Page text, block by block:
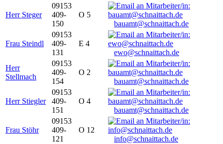
Herr Steger
09153
409-
150
O 5
bauamt@schnaittach.de
Frau Steindl
09153
409-
131
E 4
ewo@schnaittach.de
Herr
Stellmach
09153
409-
154
O 2
bauamt@schnaittach.de
Herr Stiegler
09153
409-
151
O 4
bauamt@schnaittach.de
Frau Stöhr
09153
409-
121
O 12
info@schnaittach.de